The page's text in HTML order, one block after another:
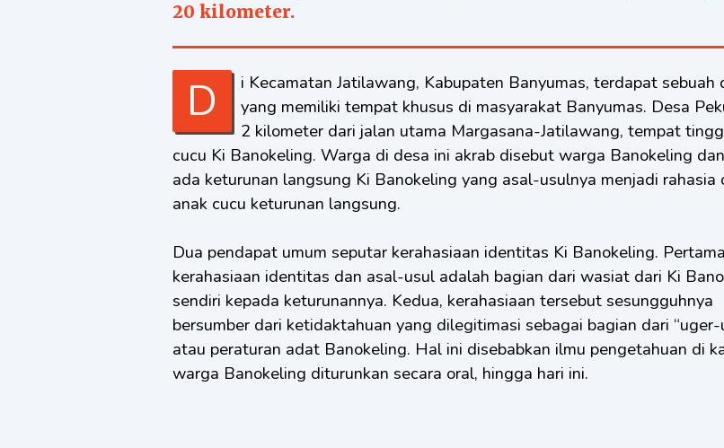
20 kilometer.
Di Kecamatan Jatilawang, Kabupaten Banyumas, terdapat sebuah desa
yang memiliki tempat khusus di masyarakat Banyumas. Desa
2 kilometer dari jalan utama Margasana-Jatilawang, tempat
cucu Ki Banokeling. Warga di desa ini akrab disebut warga Banokeling
ada keturunan langsung Ki Banokeling yang asal-usulnya menjadi rahasia
anak cucu keturunan langsung.
Dua pendapat umum seputar kerahasiaan identitas Ki Banokeling.
kerahasiaan identitas dan asal-usul adalah bagian dari wasiat dari Ki
sendiri kepada keturunannya. Kedua, kerahasiaan tersebut sesungguhnya
bersumber dari ketidaktahuan yang dilegitimasi sebagai bagian dari “uger-
atau peraturan adat Banokeling. Hal ini disebabkan ilmu pengetahuan di
warga Banokeling diturunkan secara oral, hingga hari ini.